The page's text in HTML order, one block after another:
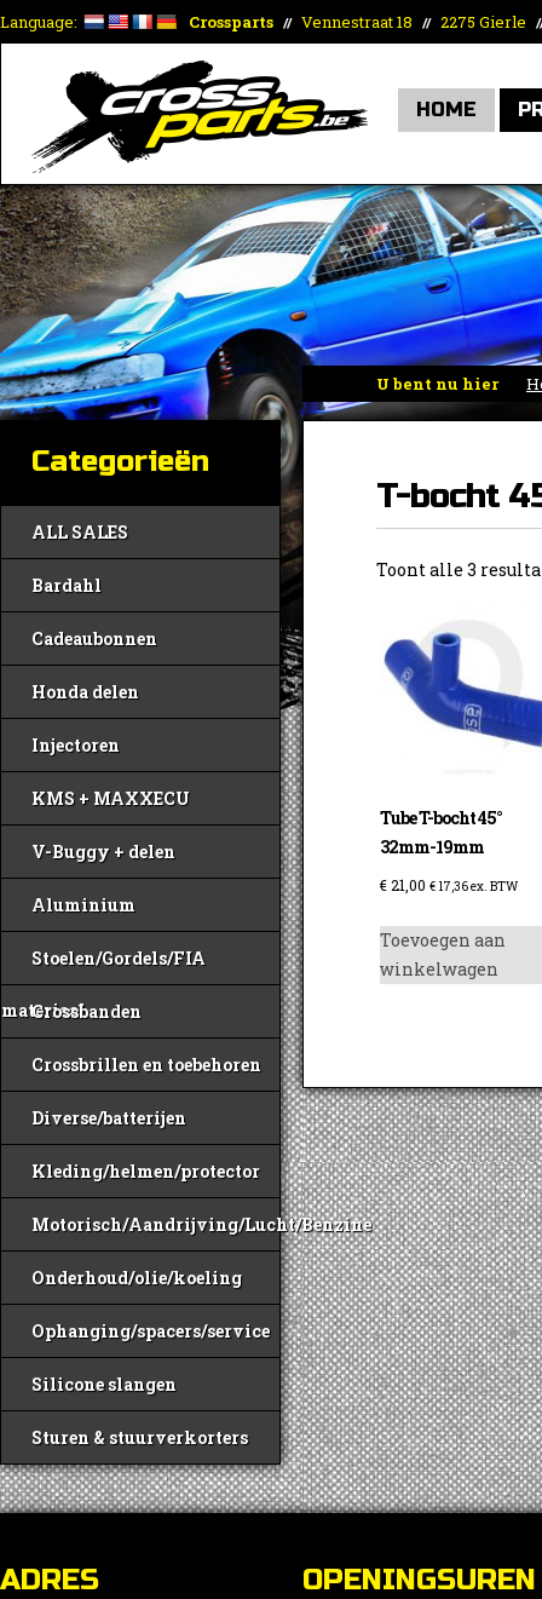
Language: Crossparts // Vennestraat 18 // 2275 Gierle
HOME
U bent nu hier
Categorieën
ALL SALES
Bardahl
Cadeaubonnen
Honda delen
Injectoren
KMS + MAXXECU
V-Buggy + delen
Aluminium
Stoelen/Gordels/FIA
materiaal
Crossbanden
Crossbrillen en toebehoren
Diverse/batterijen
Kleding/helmen/protector
Motorisch/Aandrijving/Lucht/Benzine
Onderhoud/olie/koeling
Ophanging/spacers/service
Silicone slangen
Sturen & stuurverkorters
T-bocht
Toont alle 3
Tube T-bocht 45°
32mm-19mm
€21,00 € 17,36ex. BTW
Toevoegen aan
winkelwagen
ADRES OPENINGSUREN